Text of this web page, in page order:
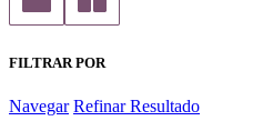
FILTRAR POR
Navegar Refinar Resultado